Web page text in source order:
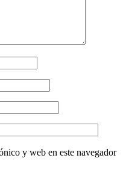
y web en este navegador